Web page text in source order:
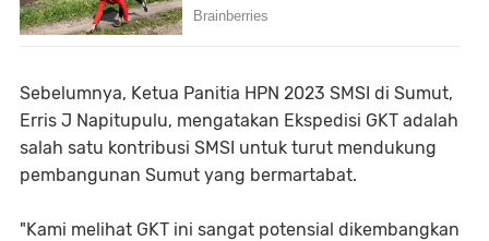
Sebelumnya, Ketua Panitia HPN 2023 SMSI di Sumut,
Erris J Napitupulu, mengatakan Ekspedisi GKT adalah
salah satu kontribusi SMSI untuk turut mendukung
pembangunan Sumut yang bermartabat.
"Kami melihat GKT ini sangat potensial dikembangkan